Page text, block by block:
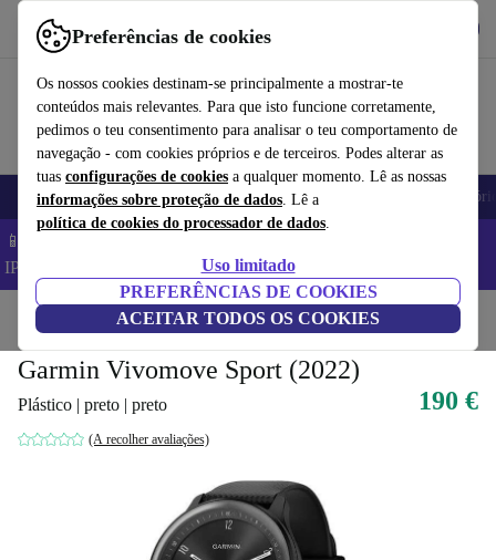
Preferências de cookies
Os nossos cookies destinam-se principalmente a mostrar-te
conteúdos mais relevantes. Para que isto funcione corretamente,
pedimos o teu consentimento para analisar o teu comportamento de
navegação - com cookies próprios e de terceiros. Podes alterar as
tuas configurações de cookies a qualquer momento. Lê as nossas
informações sobre proteção de dados. Lê a
política de cookies do processador de dados.
Uso limitado
PREFERÊNCIAS DE COOKIES
ACEITAR TODOS OS COOKIES
Use o refurbed de forma rápida e fácil
Telemóveis Computadores Portáteis Tablets
📱 Poupa 5% EXTRA em todos os iPhones – Código:
IPHONEDEAL –
Início Smartwatches
Garmin Vivomove Sport (2022)
Plástico | preto | preto
(A recolher avaliações)
190 €